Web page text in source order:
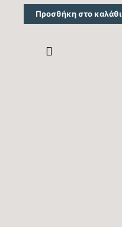
Προσθήκη στο καλάθι